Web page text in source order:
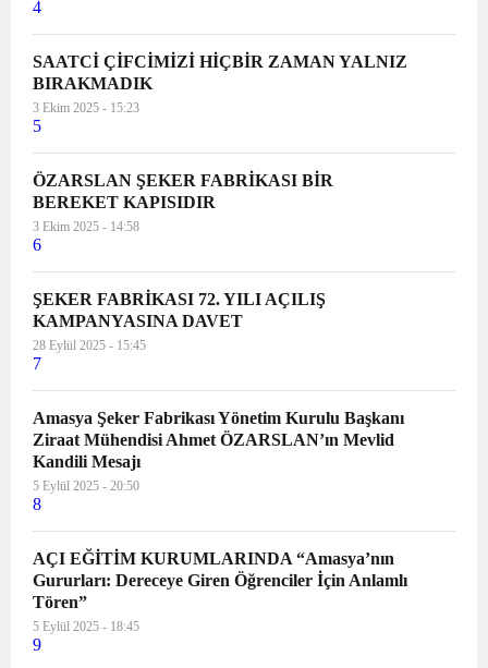
4
SAATCİ ÇİFCİMİZİ HİÇBİR ZAMAN YALNIZ
BIRAKMADIK
3 Ekim 2025 - 15:23
5
ÖZARSLAN ŞEKER FABRİKASI BİR
BEREKET KAPISIDIR
3 Ekim 2025 - 14:58
6
ŞEKER FABRİKASI 72. YILI AÇILIŞ
KAMPANYASINA DAVET
28 Eylül 2025 - 15:45
7
Amasya Şeker Fabrikası Yönetim Kurulu Başkanı
Ziraat Mühendisi Ahmet ÖZARSLAN’ın Mevlid
Kandili Mesajı
5 Eylül 2025 - 20:50
8
AÇI EĞİTİM KURUMLARINDA “Amasya’nın
Gururları: Dereceye Giren Öğrenciler İçin Anlamlı
Tören”
5 Eylül 2025 - 18:45
9